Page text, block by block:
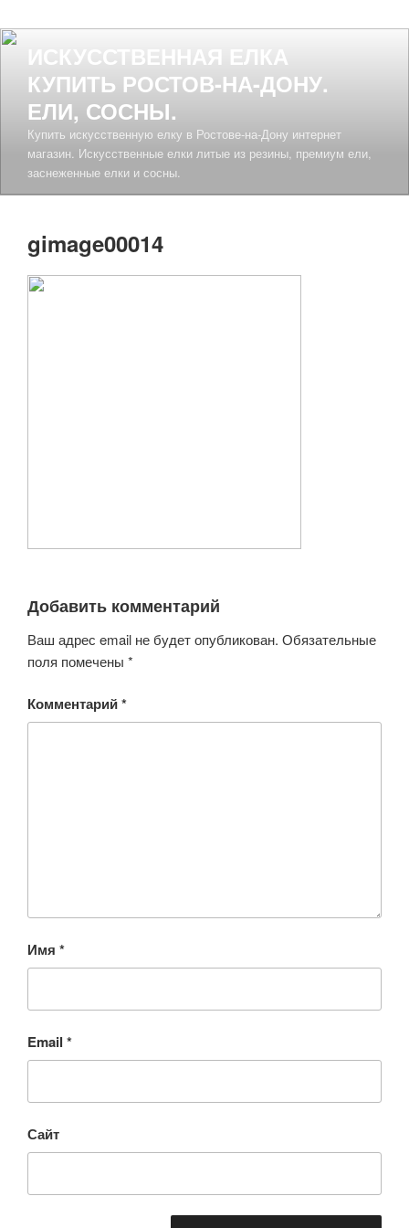
ИСКУССТВЕННАЯ ЕЛКА
КУПИТЬ РОСТОВ-НА-ДОНУ.
ЕЛИ, СОСНЫ.
Купить искусственную елку в Ростове-на-Дону интернет
магазин. Искусственные елки литые из резины, премиум ели,
заснеженные елки и сосны.
gimage00014
Добавить комментарий
Ваш адрес email не будет опубликован. Обязательные
поля помечены *
Комментарий*
Имя *
Email *
Сайт